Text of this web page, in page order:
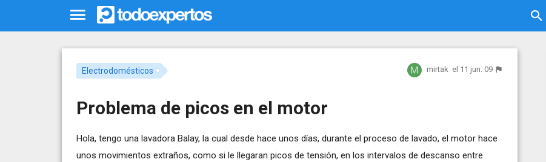
Electrodomésticos mirtak el 11 jun. 09
Problema de picos en el motor
Hola, tengo una lavadora Balay, la cual desde hace unos días, durante el proceso de lavado, el motor hace
unos movimientos extraños, como si le llegaran picos de tensión, en los intervalos de descanso entre